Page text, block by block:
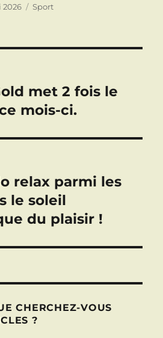
2026 Catégories
Sport
met 2 fois le
mois-ci.
relax parmi les
le soleil
du plaisir !
CHERCHEZ-VOUS
?